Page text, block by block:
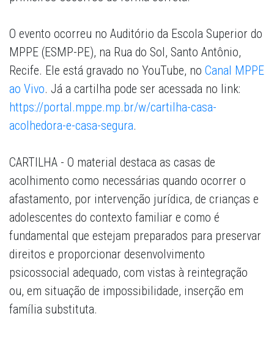
O evento ocorreu no Auditório da Escola Superior do
MPPE (ESMP-PE), na Rua do Sol, Santo Antônio,
Recife. Ele está gravado no YouTube, no Canal MPPE
ao Vivo. Já a cartilha pode ser acessada no link:
https://portal.mppe.mp.br/w/cartilha-casa-
acolhedora-e-casa-segura.
CARTILHA - O material destaca as casas de
acolhimento como necessárias quando ocorrer o
afastamento, por intervenção jurídica, de crianças e
adolescentes do contexto familiar e como é
fundamental que estejam preparados para preservar
direitos e proporcionar desenvolvimento
psicossocial adequado, com vistas à reintegração
ou, em situação de impossibilidade, inserção em
família substituta.